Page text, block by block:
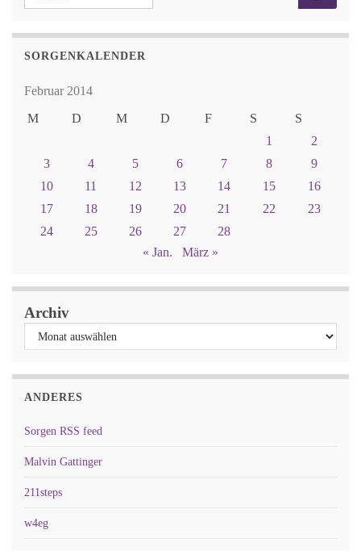
SORGENKALENDER
Februar 2014
M
D M D F S
S
1
2
3
4 5 6 7 8
9
10
11 12 13 14 15
16
17
18 19 20 21 22
23
24
25 26 27
28
« Jan.
März »
Archiv
ANDERES
Sorgen RSS feed
Malvin Gattinger
211steps
w4eg